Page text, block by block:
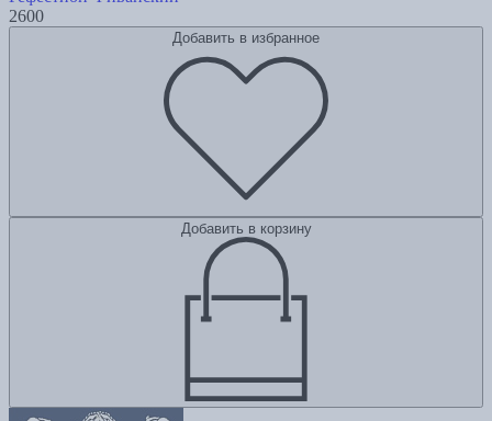
2600
Добавить в избранное
Добавить в корзину